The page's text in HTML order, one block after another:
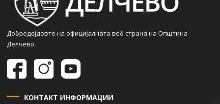
Добредојдовте на официјалната веб страна на Општина
Делчево.
КОНТАКТ ИНФОРМАЦИИ